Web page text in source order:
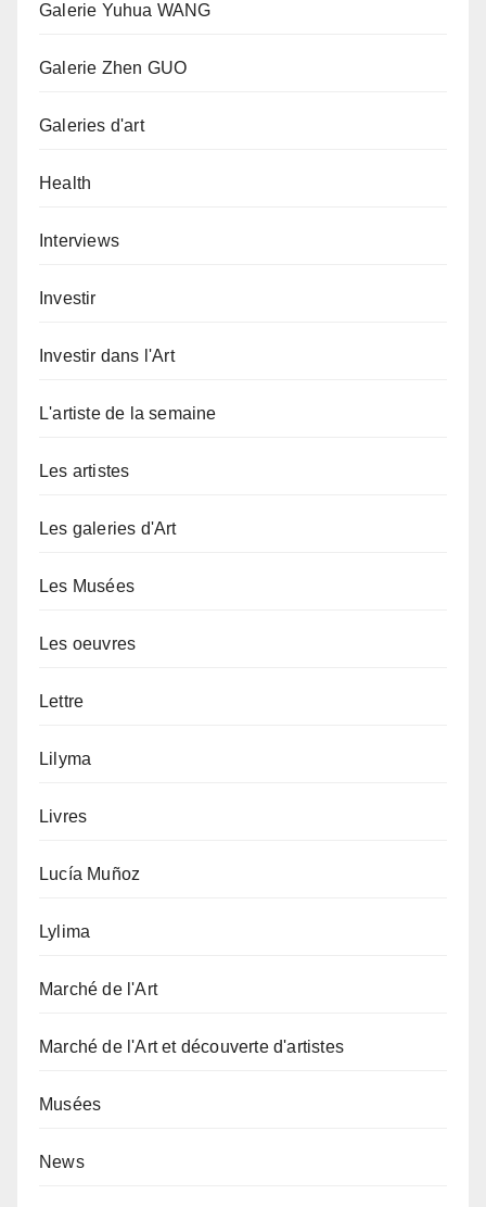
Galerie Yuhua WANG
Galerie Zhen GUO
Galeries d'art
Health
Interviews
Investir
Investir dans l'Art
L'artiste de la semaine
Les artistes
Les galeries d'Art
Les Musées
Les oeuvres
Lettre
Lilyma
Livres
Lucía Muñoz
Lylima
Marché de l'Art
Marché de l'Art et découverte d'artistes
Musées
News